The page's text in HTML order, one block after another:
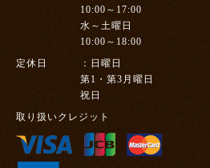
10:00～17:00
水～土曜日
10:00～18:00
定休日
日曜日
第1・第3月曜日
祝日
取り扱いクレジット